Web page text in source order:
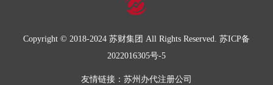
Copyright © 2018-2024 苏财集团 All Rights Reserved. 苏ICP备
2022016305号-5
友情链接： 苏州办代注册公司